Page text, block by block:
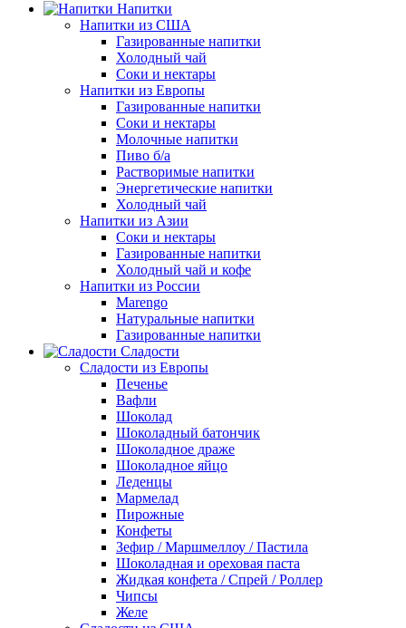
Напитки
Напитки из США
Газированные напитки
Холодный чай
Соки и нектары
Напитки из Европы
Газированные напитки
Соки и нектары
Молочные напитки
Пиво б/а
Растворимые напитки
Энергетические напитки
Холодный чай
Напитки из Азии
Соки и нектары
Газированные напитки
Холодный чай и кофе
Напитки из России
Marengo
Натуральные напитки
Газированные напитки
Сладости
Сладости из Европы
Печенье
Вафли
Шоколад
Шоколадный батончик
Шоколадное драже
Шоколадное яйцо
Леденцы
Мармелад
Пирожные
Конфеты
Зефир / Маршмеллоу / Пастила
Шоколадная и ореховая паста
Жидкая конфета / Спрей / Роллер
Чипсы
Желе